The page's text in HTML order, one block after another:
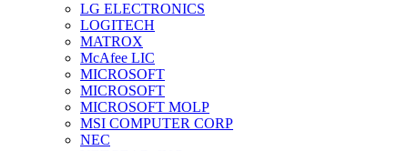
LG ELECTRONICS
LOGITECH
MATROX
McAfee LIC
MICROSOFT
MICROSOFT
MICROSOFT MOLP
MSI COMPUTER CORP
NEC